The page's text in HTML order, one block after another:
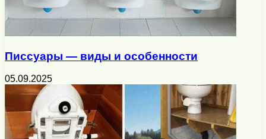
Писсуары — виды и особенности
05.09.2025